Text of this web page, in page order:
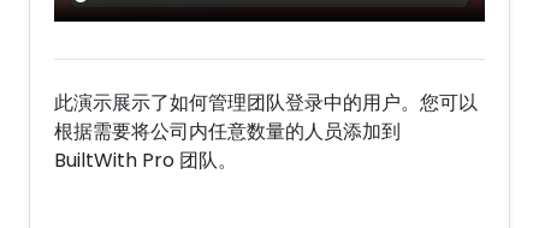
此演示展示了如何管理团队登录中的用户。您可以
根据需要将公司内任意数量的人员添加到
BuiltWith Pro 团队。